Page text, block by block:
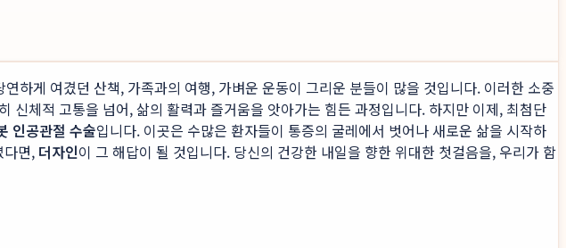
하게 여겼던 산책, 가족과의 여행, 가벼운 운동이 그리운 분들이 많을 것입니다. 이러한 소중
체적 고통을 넘어, 삶의 활력과 즐거움을 앗아가는 힘든 과정입니다. 하지만 이제, 최첨단
인공관절 수술입니다. 이곳은 수많은 환자들이 통증의 굴레에서 벗어나 새로운 삶을 시작하
다면, 더자인이 그 해답이 될 것입니다. 당신의 건강한 내일을 향한 위대한 첫걸음을, 우리가 함